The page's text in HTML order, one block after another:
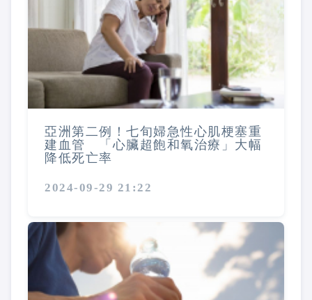
亞洲第二例！七旬婦急性心肌梗塞重
建血管 「心臟超飽和氧治療」大幅
降低死亡率
2024-09-29 21:22